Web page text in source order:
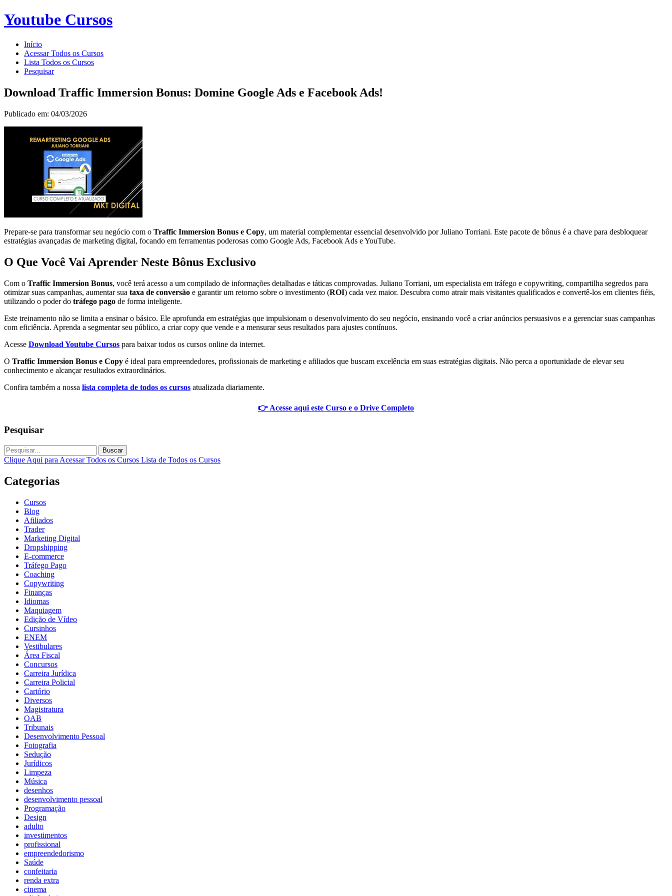
Youtube Cursos
Início
Acessar Todos os Cursos
Lista Todos os Cursos
Pesquisar
Download Traffic Immersion Bonus: Domine Google Ads e Facebook Ads!
Publicado em: 04/03/2026
Prepare-se para transformar seu negócio com o Traffic Immersion Bonus e Copy, um material complementar essencial desenvolvido por Juliano Torriani. Este pacote de bônus é a chave para desbloquear
estratégias avançadas de marketing digital, focando em ferramentas poderosas como Google Ads, Facebook Ads e YouTube.
O Que Você Vai Aprender Neste Bônus Exclusivo
Com o Traffic Immersion Bonus, você terá acesso a um compilado de informações detalhadas e táticas comprovadas. Juliano Torriani, um especialista em tráfego e copywriting, compartilha segredos para
otimizar suas campanhas, aumentar sua taxa de conversão e garantir um retorno sobre o investimento (ROI) cada vez maior. Descubra como atrair mais visitantes qualificados e convertê-los em clientes fiéis,
utilizando o poder do tráfego pago de forma inteligente.
Este treinamento não se limita a ensinar o básico. Ele aprofunda em estratégias que impulsionam o desenvolvimento do seu negócio, ensinando você a criar anúncios persuasivos e a gerenciar suas campanhas
com eficiência. Aprenda a segmentar seu público, a criar copy que vende e a mensurar seus resultados para ajustes contínuos.
Acesse Download Youtube Cursos para baixar todos os cursos online da internet.
O Traffic Immersion Bonus e Copy é ideal para empreendedores, profissionais de marketing e afiliados que buscam excelência em suas estratégias digitais. Não perca a oportunidade de elevar seu
conhecimento e alcançar resultados extraordinários.
Confira também a nossa lista completa de todos os cursos atualizada diariamente.
👉 Acesse aqui este Curso e o Drive Completo
Pesquisar
Buscar
Clique Aqui para Acessar Todos os Cursos Lista de Todos os Cursos
Categorias
Cursos
Blog
Afiliados
Trader
Marketing Digital
Dropshipping
E-commerce
Tráfego Pago
Coaching
Copywriting
Finanças
Idiomas
Maquiagem
Edição de Vídeo
Cursinhos
ENEM
Vestibulares
Área Fiscal
Concursos
Carreira Jurídica
Carreira Policial
Cartório
Diversos
Magistratura
OAB
Tribunais
Desenvolvimento Pessoal
Fotografia
Sedução
Jurídicos
Limpeza
Música
desenhos
desenvolvimento pessoal
Programação
Design
adulto
investimentos
profissional
empreendedorismo
Saúde
confeitaria
renda extra
cinema